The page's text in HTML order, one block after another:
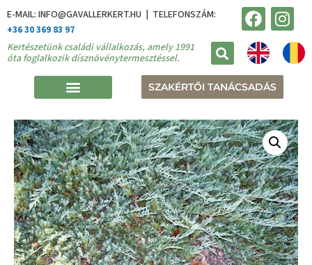
E-MAIL: INFO@GAVALLERKERT.HU | TELEFONSZÁM:
+36 30 369 83 97
Kertészetünk családi vállalkozás, amely 1991
óta foglalkozik dísznövénytermesztéssel.
SZAKÉRTŐI TANÁCSADÁS